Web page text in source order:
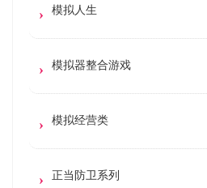
模拟人生
模拟器整合游戏
模拟经营类
正当防卫系列